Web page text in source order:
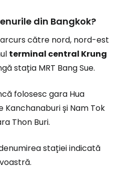
din Bangkok?
către nord, nord-est
terminal central Krung
stația MRT Bang Sue.
folosesc gara Hua
Kanchanaburi și Nam Tok
Thon Buri.
stației indicată